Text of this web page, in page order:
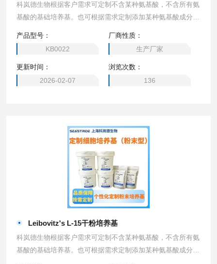
科岚德生物根据客户需求可定制不含某种氨基酸，不含所有氨
基酸的基础培养基。也可根据需求定制添加某种氨基酸成分的
EM/F12、DMEM 低糖、DMEM 无糖、α- MEM、EMEM，M
cCoy’s 5A、M199培养基、L-15 培养基、F12培养基、F-12K
培养基、William’s E 培养基、F10培养基、IMDM培养基）
产品型号：
KB0022
厂商性质：
生产厂家
更新时间：
2026-02-07
浏览次数：
136
Leibovitz's L-15干粉培养基
科岚德生物根据客户需求可定制不含某种氨基酸，不含所有氨
基酸的基础培养基。也可根据需求定制添加某种氨基酸成分的